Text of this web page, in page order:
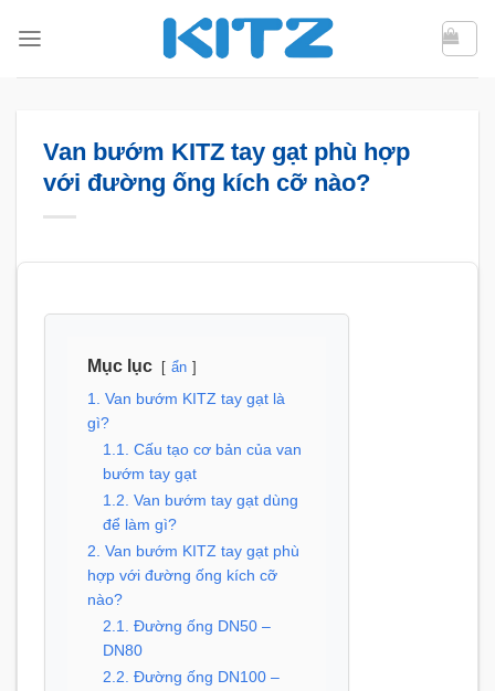
qua
Van bướm KITZ tay gạt phù hợp
với đường ống kích cỡ nào?
Mục lục ẩn
1. Van bướm KITZ tay gạt là
gì?
1.1. Cấu tạo cơ bản của van
bướm tay gạt
1.2. Van bướm tay gạt dùng
để làm gì?
2. Van bướm KITZ tay gạt phù
hợp với đường ống kích cỡ
nào?
2.1. Đường ống DN50 –
DN80
2.2. Đường ống DN100 –